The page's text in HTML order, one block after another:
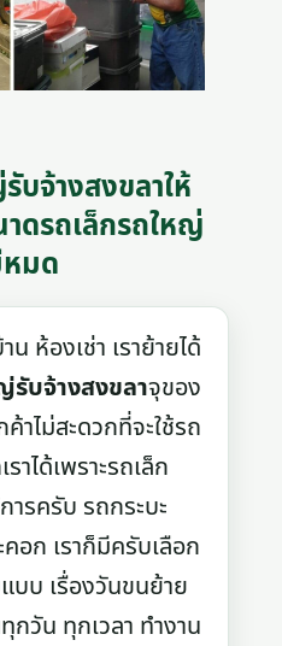
บจ้างสงขลาให้
าดรถเล็กรถใหญ่
หมด
ห้องเช่า เราย้ายได้
รับจ้างสงขลาจุของ
าไม่สะดวกที่จะใช้รถ
าได้เพราะรถเล็ก
ารครับ รถกระบะ
อก เราก็มีครับเลือก
บบ เรื่องวันขนย้าย
กวัน ทุกเวลา ทำงาน